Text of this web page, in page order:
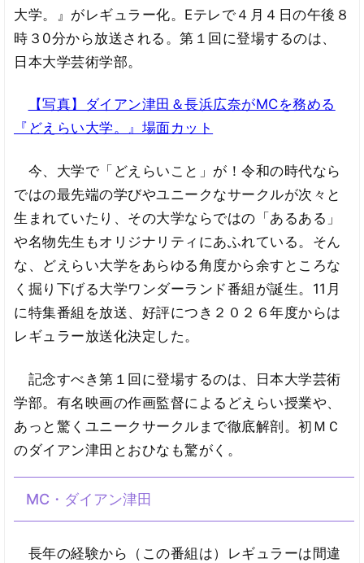
大学。』がレギュラー化。Eテレで４月４日の午後８
時３0分から放送される。第１回に登場するのは、
日本大学芸術学部。
【写真】ダイアン津田＆長浜広奈がMCを務める
『どえらい大学。』場面カット
今、大学で「どえらいこと」が！令和の時代なら
ではの最先端の学びやユニークなサークルが次々と
生まれていたり、その大学ならではの「あるある」
や名物先生もオリジナリティにあふれている。そん
な、どえらい大学をあらゆる角度から余すところな
く掘り下げる大学ワンダーランド番組が誕生。11月
に特集番組を放送、好評につき２０２６年度からは
レギュラー放送化決定した。
記念すべき第１回に登場するのは、日本大学芸術
学部。有名映画の作画監督によるどえらい授業や、
あっと驚くユニークサークルまで徹底解剖。初ＭＣ
のダイアン津田とおひなも驚がく。
MC・ダイアン津田
長年の経験から（この番組は）レギュラーは間違